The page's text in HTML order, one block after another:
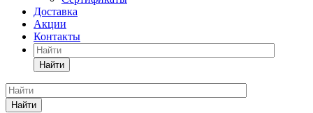
Доставка
Акции
Контакты
Найти
Найти